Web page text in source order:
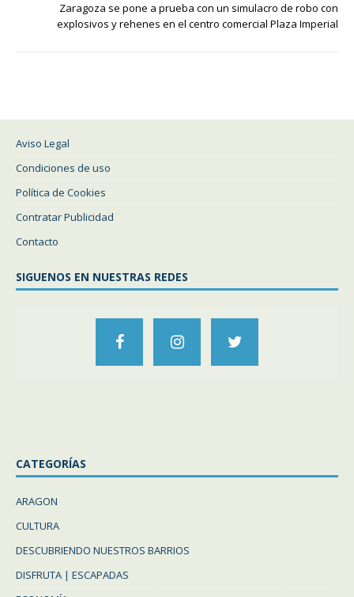
Zaragoza se pone a prueba con un simulacro de robo con
explosivos y rehenes en el centro comercial Plaza Imperial
Aviso Legal
Condiciones de uso
Política de Cookies
Contratar Publicidad
Contacto
SIGUENOS EN NUESTRAS REDES
CATEGORÍAS
ARAGON
CULTURA
DESCUBRIENDO NUESTROS BARRIOS
DISFRUTA | ESCAPADAS